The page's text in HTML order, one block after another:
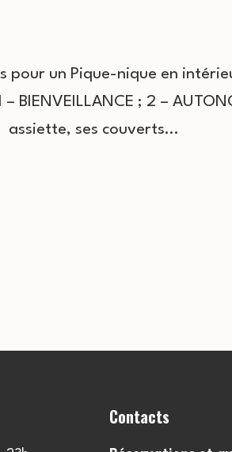
pour un Pique-nique en
– BIENVEILLANCE ; 2 –
assiette, ses couverts…
Contacts